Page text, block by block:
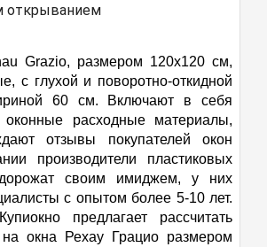
открыванием
Grazio, размером 120х120 см,
с глухой и поворотно-откидной
60 см. Включают в себя
оконные расходные материалы,
отзывы покупателей окон
производители пластиковых
своим имиджем, у них
с опытом более 5-10 лет.
предлагает рассчитать
окна Рехау Грацио размером